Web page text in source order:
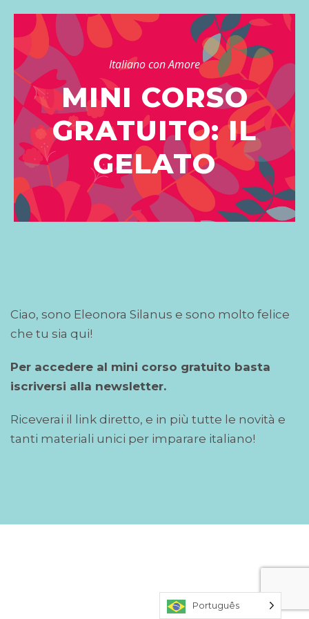
Italiano con Amore
MINI CORSO
GRATUITO: IL
GELATO
Ciao, sono Eleonora Silanus e sono molto felice
che tu sia qui!
Per accedere al mini corso gratuito basta
iscriversi alla newsletter.
Riceverai il link diretto, e in più tutte le novità e
tanti materiali unici per imparare italiano!
Português